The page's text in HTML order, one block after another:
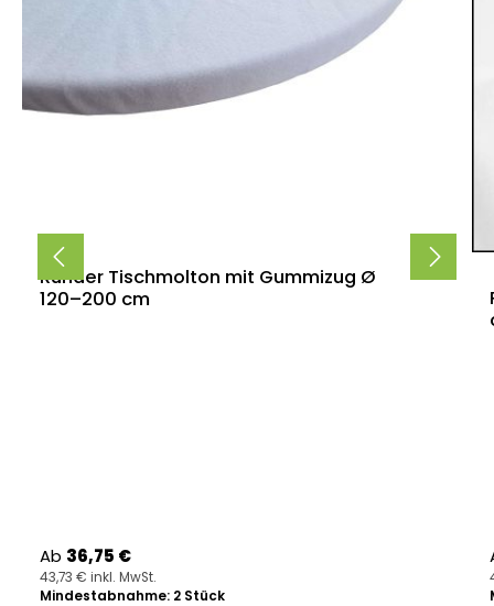
Runder Tischmolton mit Gummizug Ø
120–200 cm
Regulärer Preis:
Ab 36,75 €
43,73 € inkl. MwSt.
Mindestabnahme: 2 Stück